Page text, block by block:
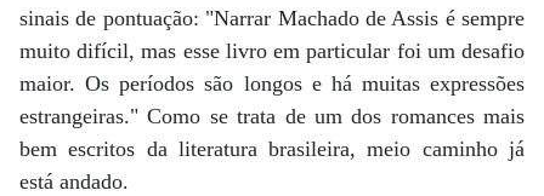
sinais de pontuação: "Narrar Machado de Assis é sempre
muito difícil, mas esse livro em particular foi um desafio
maior. Os períodos são longos e há muitas expressões
estrangeiras." Como se trata de um dos romances mais
bem escritos da literatura brasileira, meio caminho já
está andado.